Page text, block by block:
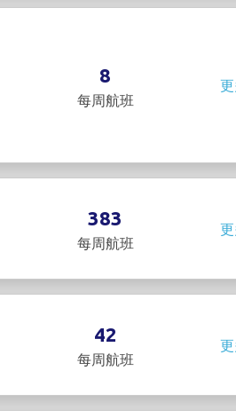
8
每周航班
383
每周航班
42
每周航班